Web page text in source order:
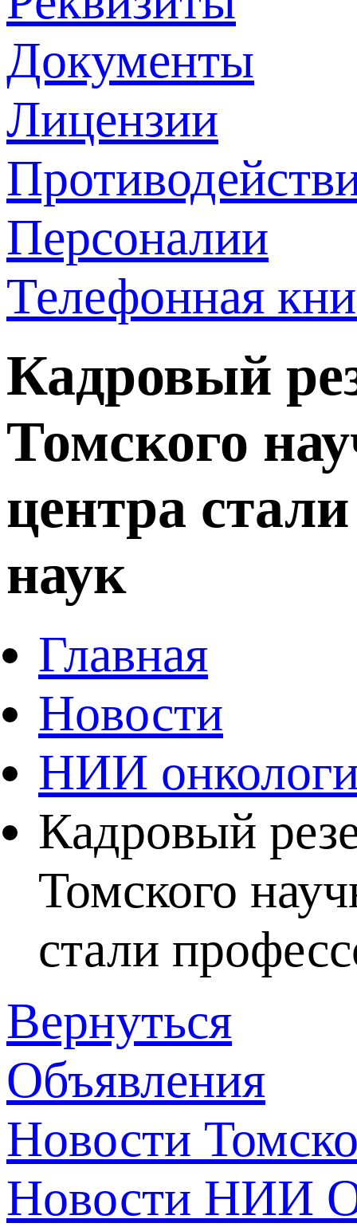
Документы
Лицензии
Персоналии
Телефонная
Кадровый
Томского
центра
наук
Главная
Новости
НИИ
Кадровый
Томского
стали
Вернуться
Объявления
Новости
Новости НИИ